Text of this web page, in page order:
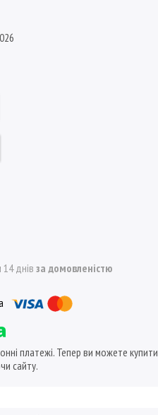
днів за домовленістю
платежі. Тепер ви можете купити
сайту.